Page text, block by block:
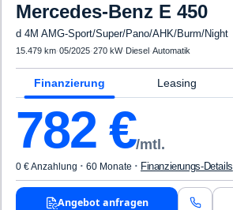
Mercedes-Benz E 450
d 4M AMG-Sport/Super/Pano/AHK/Burm/Night
15.479 km·05/2025·270 kW· Diesel·Automatik
Finanzierung Leasing
782 €/mtl.
0 € Anzahlung · 60 Monate · Finanzierungs-Details
Angebot anfragen